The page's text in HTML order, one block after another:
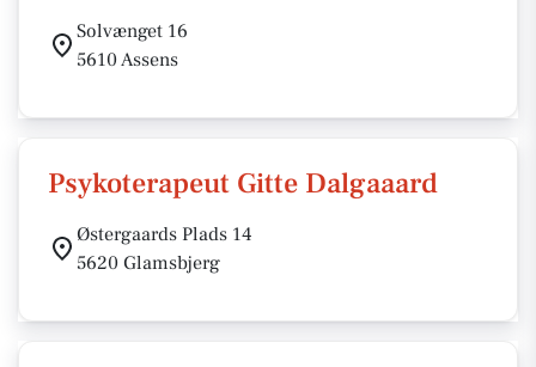
Solvænget 16
5610 Assens
Psykoterapeut Gitte Dalgaaard
Østergaards Plads 14
5620 Glamsbjerg